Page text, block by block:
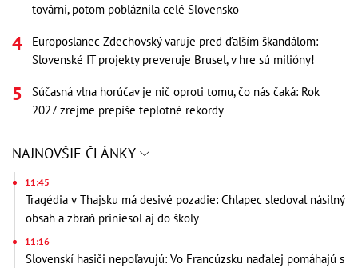
továrni, potom pobláznila celé Slovensko
Europoslanec Zdechovský varuje pred ďalším škandálom:
Slovenské IT projekty preveruje Brusel, v hre sú milióny!
Súčasná vlna horúčav je nič oproti tomu, čo nás čaká: Rok
2027 zrejme prepíše teplotné rekordy
NAJNOVŠIE ČLÁNKY
11:45
Tragédia v Thajsku má desivé pozadie: Chlapec sledoval násilný
obsah a zbraň priniesol aj do školy
11:16
Slovenskí hasiči nepoľavujú: Vo Francúzsku naďalej pomáhajú s